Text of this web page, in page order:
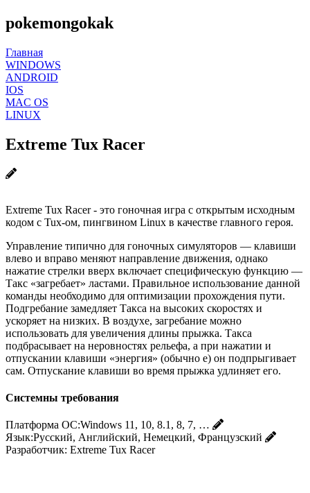
pokemongokak
Главная
WINDOWS
ANDROID
IOS
MAC OS
LINUX
Extreme Tux Racer
Extreme Tux Racer - это гоночная игра с открытым исходным
кодом с Tux-ом, пингвином Linux в качестве главного героя.
Управление типично для гоночных симуляторов — клавиши
влево и вправо меняют направление движения, однако
нажатие стрелки вверх включает специфическую функцию —
Такс «загребает» ластами. Правильное использование данной
команды необходимо для оптимизации прохождения пути.
Подгребание замедляет Такса на высоких скоростях и
ускоряет на низких. В воздухе, загребание можно
использовать для увеличения длины прыжка. Такса
подбрасывает на неровностях рельефа, а при нажатии и
отпускании клавиши «энергия» (обычно e) он подпрыгивает
сам. Отпускание клавиши во время прыжка удлиняет его.
Системны требования
Платформа ОС:Windows 11, 10, 8.1, 8, 7, …
Язык:Русский, Английский, Немецкий, Французский
Разработчик: Extreme Tux Racer